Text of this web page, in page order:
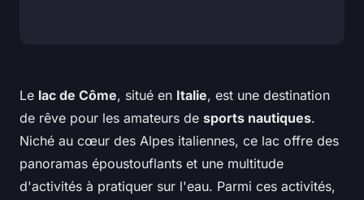
Le lac de Côme, situé en Italie, est une destination
de rêve pour les amateurs de sports nautiques.
Niché au cœur des Alpes italiennes, ce lac offre des
panoramas époustouflants et une multitude
d'activités à pratiquer sur l'eau. Parmi ces activités,